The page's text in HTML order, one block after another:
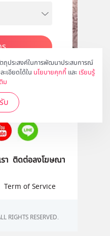
ประสงค์ในการพัฒนาประสบการณ์
เอียดได้ใน นโยบายคุกกี้ และ เรียนรู้
ม
บ
าได้ที่
า ติดต่อลงโฆษณา
Term of Service
RIGHTS RESERVED.